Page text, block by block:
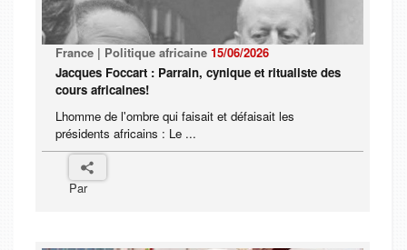
France | Politique africaine 15/06/2026
Jacques Foccart : Parrain, cynique et ritualiste des
cours africaines!
Lhomme de l'ombre qui faisait et défaisait les
présidents africains : Le ...
Par